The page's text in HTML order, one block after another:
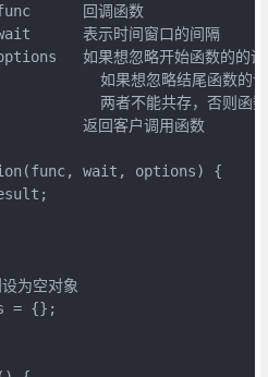
回调函数
表示时间窗口的间隔
如果想忽略开始函数的的
如果想忽略结尾函数的调
两者不能共存，否则函数
返回客户调用函数
wait, options) {
为空对象
= {};